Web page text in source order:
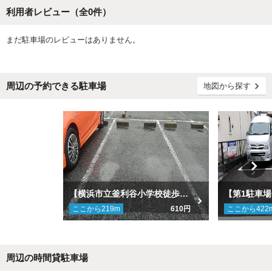
利用者レビュー（全0件）
まだ駐車場のレビューはありません。
周辺の予約できる駐車場 地図から探す
【横浜市立釜利谷小学校徒歩8分】ゆうこう駐車場
ここから219m 610円 ここから422
周辺の時間貸駐車場